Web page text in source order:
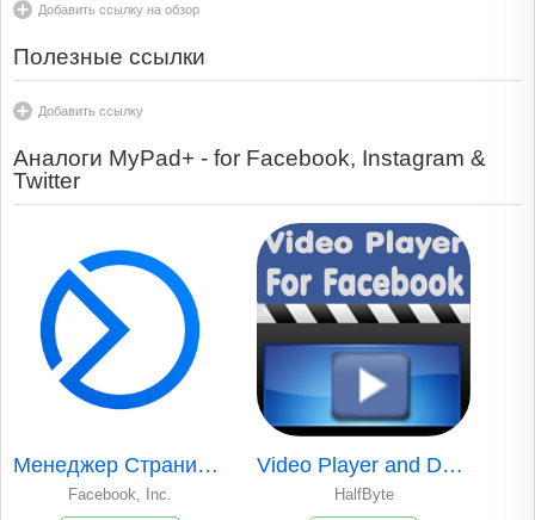
Добавить ссылку на обзор
Полезные ссылки
Добавить ссылку
Аналоги MyPad+ - for Facebook, Instagram &
Twitter
Менеджер Страниц Facebook
Facebook, Inc.
Video Player and Downloader for Facebook
HalfByte